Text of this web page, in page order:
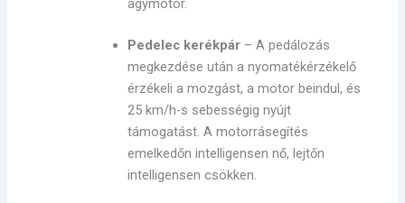
agymotor.
Pedelec kerékpár – A pedálozás
megkezdése után a nyomatékérzékelő
érzékeli a mozgást, a motor beindul, és
25 km/h-s sebességig nyújt
támogatást. A motorrásegítés
emelkedőn intelligensen nő, lejtőn
intelligensen csökken.